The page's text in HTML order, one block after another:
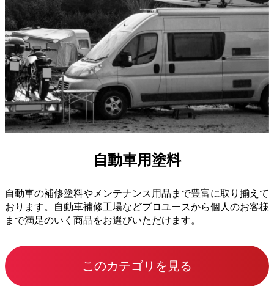
自動車用塗料
自動車の補修塗料やメンテナンス用品まで豊富に取り揃えて
おります。自動車補修工場などプロユースから個人のお客様
まで満足のいく商品をお選びいただけます。
このカテゴリを見る